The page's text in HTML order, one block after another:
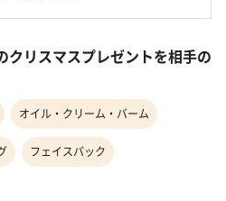
クリスマスプレゼントを相手の
オイル・クリーム・バーム
フェイスパック